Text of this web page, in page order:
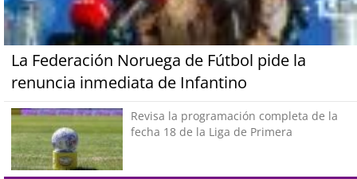
La Federación Noruega de Fútbol pide la
renuncia inmediata de Infantino
Revisa la programación completa de la
fecha 18 de la Liga de Primera